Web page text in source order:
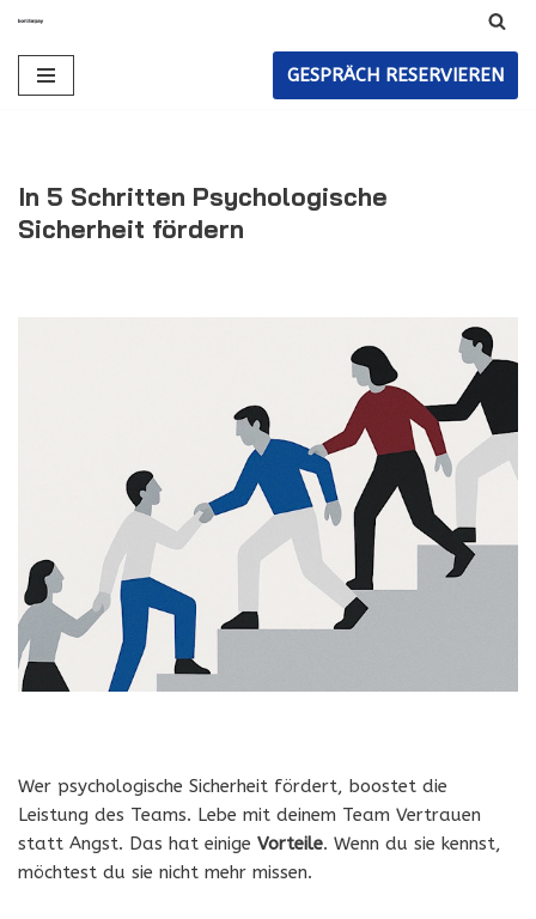
Zum
Inhalt
GESPRÄCH RESERVIEREN
In 5 Schritten Psychologische
Sicherheit fördern
Wer psychologische Sicherheit fördert, boostet die
Leistung des Teams. Lebe mit deinem Team Vertrauen
statt Angst. Das hat einige Vorteile. Wenn du sie kennst,
möchtest du sie nicht mehr missen.